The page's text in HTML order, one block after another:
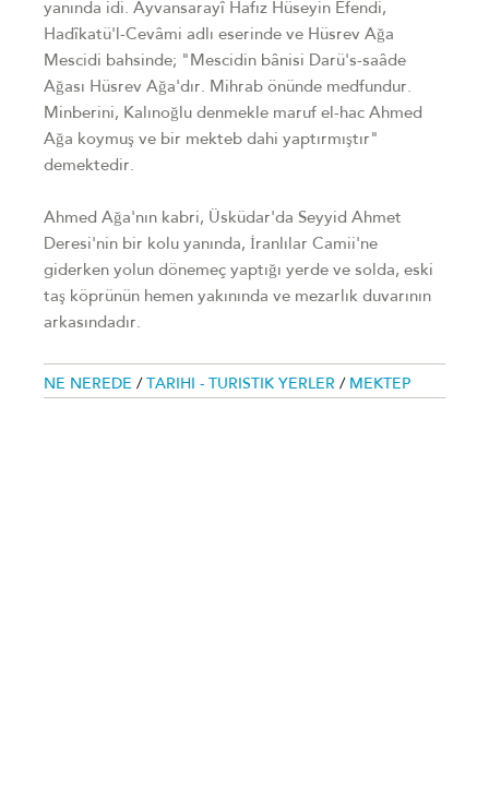
yanında idi. Ayvansarayî Hafız Hüseyin Efendi,
Hadîkatü'l-Cevâmi adlı eserinde ve Hüsrev Ağa
Mescidi bahsinde; "Mescidin bânisi Darü's-saâde
Ağası Hüsrev Ağa'dır. Mihrab önünde medfundur.
Minberini, Kalınoğlu denmekle maruf el-hac Ahmed
Ağa koymuş ve bir mekteb dahi yaptırmıştır"
demektedir.
Ahmed Ağa'nın kabri, Üsküdar'da Seyyid Ahmet
Deresi'nin bir kolu yanında, İranlılar Camii'ne
giderken yolun dönemeç yaptığı yerde ve solda, eski
taş köprünün hemen yakınında ve mezarlık duvarının
arkasındadır.
NE NEREDE / TARIHI - TURISTIK YERLER / MEKTEP